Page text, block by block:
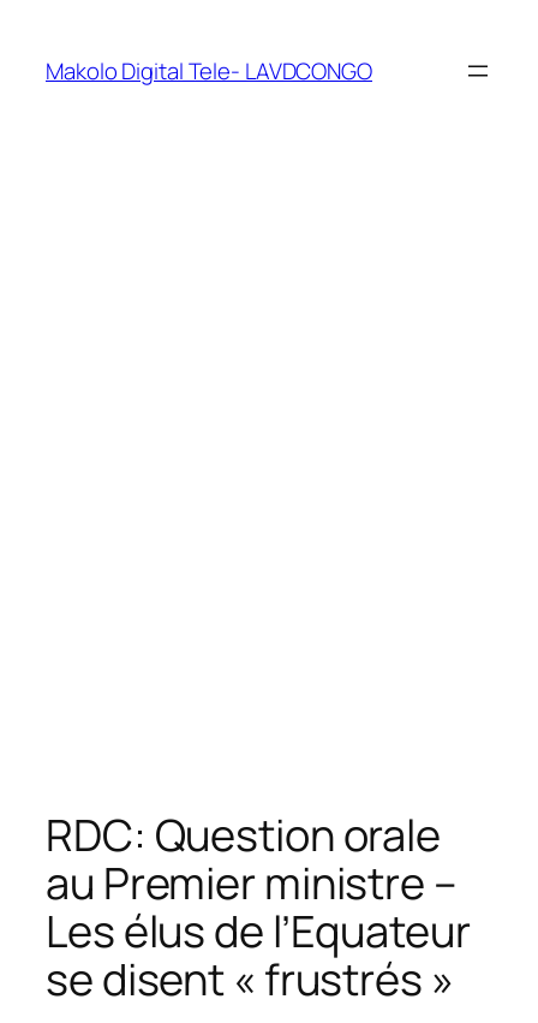
Makolo Digital Tele- LAVDCONGO
RDC: Question orale
au Premier ministre –
Les élus de l’Equateur
se disent « frustrés »